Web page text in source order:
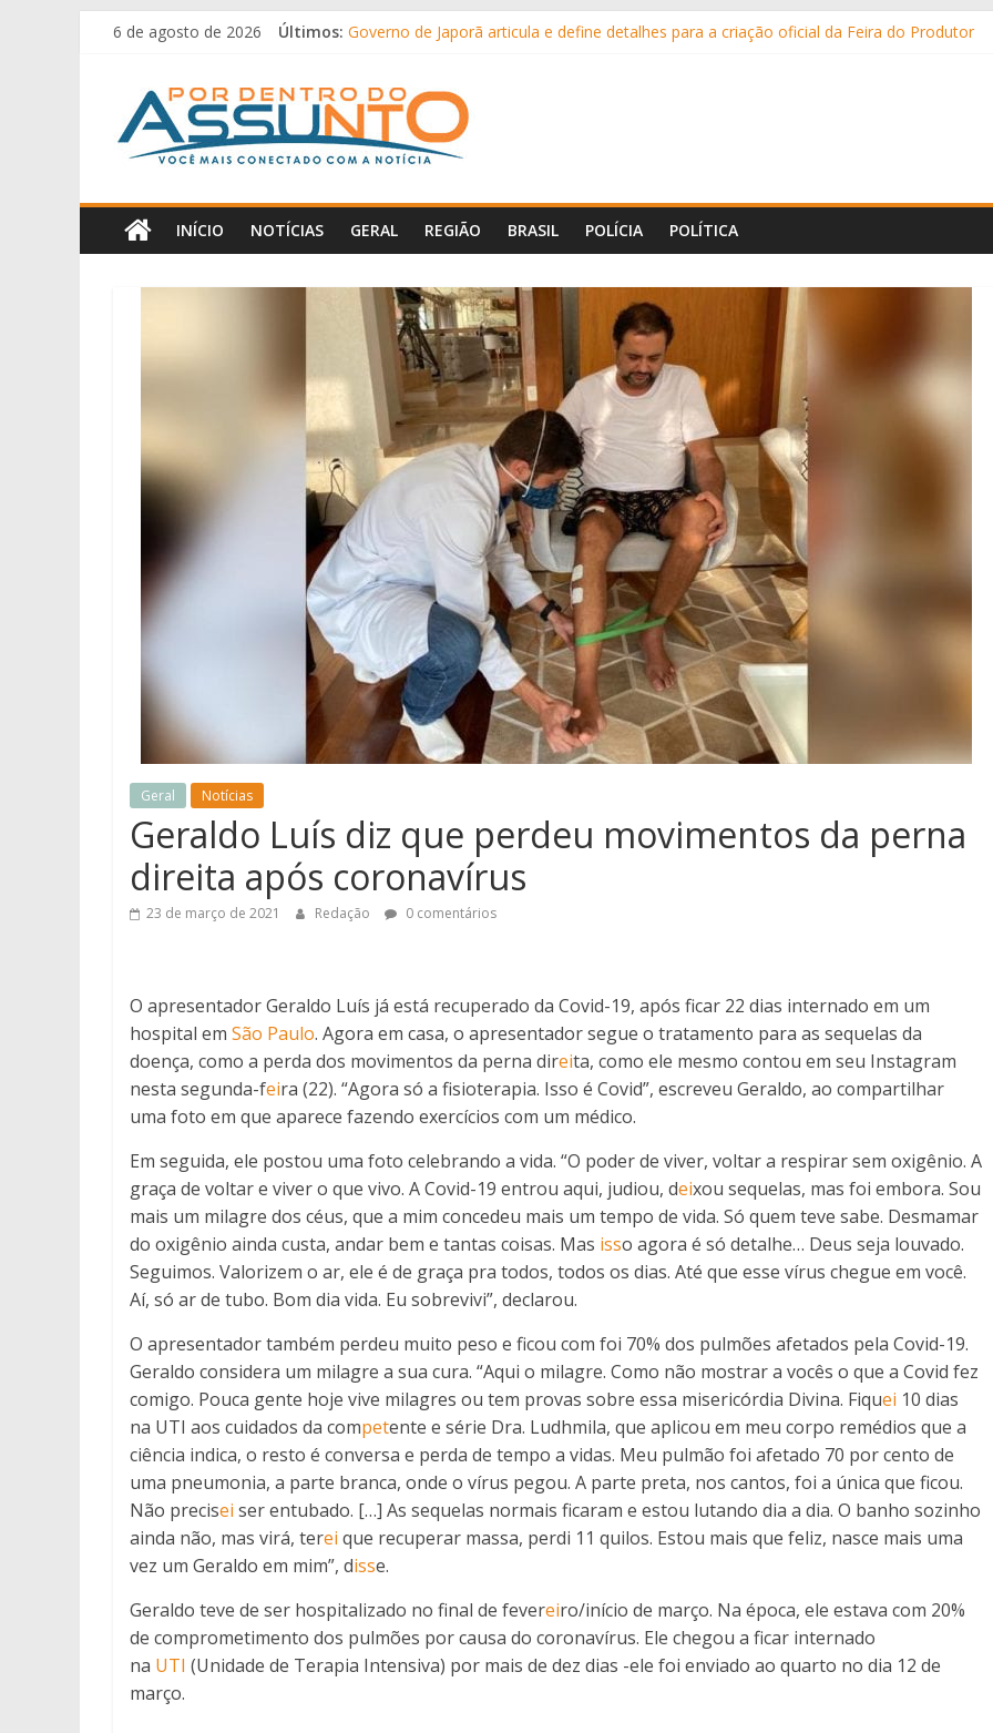
Pular
conteúdo
6 de agosto de 2026 Últimos: Governo de Japorã articula e define detalhes para a criação oficial da Feira do Produtor
Homem é conduzido à delegacia por ameaçar a mãe de 67 anos
Câmara de Itaquiraí – Sessões Ordinárias foram retomadas neste segundo semestre e
Por
Dentro
Do
Assunto
região.
INÍCIO NOTÍCIAS GERAL REGIÃO BRASIL POLÍCIA POLÍTICA
Geral Notícias
Geraldo Luís diz que perdeu movimentos da perna
direita após coronavírus
23 de março de 2021 Redação 0 comentários
O apresentador Geraldo Luís já está recuperado da Covid-19, após ficar 22 dias internado em um
hospital em São Paulo. Agora em casa, o apresentador segue o tratamento para as sequelas da
doença, como a perda dos movimentos da perna direita, como ele mesmo contou em seu Instagram
nesta segunda-feira (22). “Agora só a fisioterapia. Isso é Covid”, escreveu Geraldo, ao compartilhar
uma foto em que aparece fazendo exercícios com um médico.
Em seguida, ele postou uma foto celebrando a vida. “O poder de viver, voltar a respirar sem oxigênio. A
graça de voltar e viver o que vivo. A Covid-19 entrou aqui, judiou, deixou sequelas, mas foi embora. Sou
mais um milagre dos céus, que a mim concedeu mais um tempo de vida. Só quem teve sabe. Desmamar
do oxigênio ainda custa, andar bem e tantas coisas. Mas isso agora é só detalhe… Deus seja louvado.
Seguimos. Valorizem o ar, ele é de graça pra todos, todos os dias. Até que esse vírus chegue em você.
Aí, só ar de tubo. Bom dia vida. Eu sobrevivi”, declarou.
O apresentador também perdeu muito peso e ficou com foi 70% dos pulmões afetados pela Covid-19.
Geraldo considera um milagre a sua cura. “Aqui o milagre. Como não mostrar a vocês o que a Covid fez
comigo. Pouca gente hoje vive milagres ou tem provas sobre essa misericórdia Divina. Fiquei 10 dias
na UTI aos cuidados da competente e série Dra. Ludhmila, que aplicou em meu corpo remédios que a
ciência indica, o resto é conversa e perda de tempo a vidas. Meu pulmão foi afetado 70 por cento de
uma pneumonia, a parte branca, onde o vírus pegou. A parte preta, nos cantos, foi a única que ficou.
Não precisei ser entubado. […] As sequelas normais ficaram e estou lutando dia a dia. O banho sozinho
ainda não, mas virá, terei que recuperar massa, perdi 11 quilos. Estou mais que feliz, nasce mais uma
vez um Geraldo em mim”, disse.
Geraldo teve de ser hospitalizado no final de fevereiro/início de março. Na época, ele estava com 20%
de comprometimento dos pulmões por causa do coronavírus. Ele chegou a ficar internado
na UTI (Unidade de Terapia Intensiva) por mais de dez dias -ele foi enviado ao quarto no dia 12 de
março.